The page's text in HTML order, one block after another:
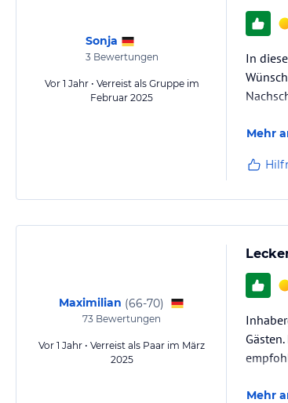
Lassen Sie sich rundherum verwöhnen.Von uns und
Wander-und Einkehrtipps,und der tollen Schladming-
Zu den liebevollen Aufmerksamkeiten des Hauses
Quelle,Obst und Naschereien für zwischendurch, Im
Liegestühle,Terasse und Balkon mit Bestuhlung.
Allgemeine und unverbindliche Hoteliers-/
Sonja
3Bewertungen
Vor 1 Jahr • Verreist als Gruppe im
Februar 2025
In
Mehr
Maximilian (66-70)
73 Bewertungen
Vor 1 Jahr • Verreist als Paar im März
2025
Mehr